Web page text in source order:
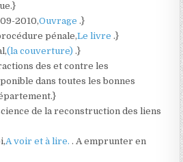
2010,Ouvrage.}
pénale,Le livre.}
(la couverture).}
des et contre les
dans toutes les bonnes
de la reconstruction des liens
A voir et à lire.. A emprunter en